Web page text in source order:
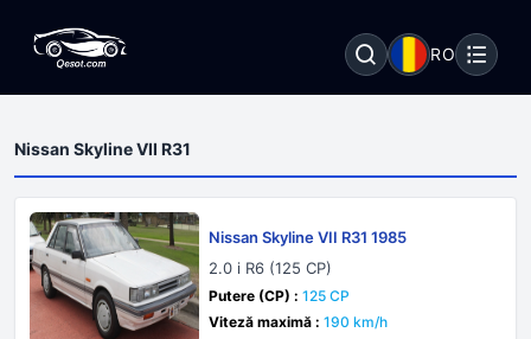
RO
Nissan Skyline VII R31
Nissan Skyline VII R31 1985
2.0 i R6 (125 CP)
Putere (CP) : 125 CP
Viteză maximă : 190 km/h